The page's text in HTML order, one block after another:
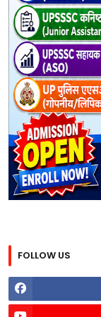
FOLLOW US